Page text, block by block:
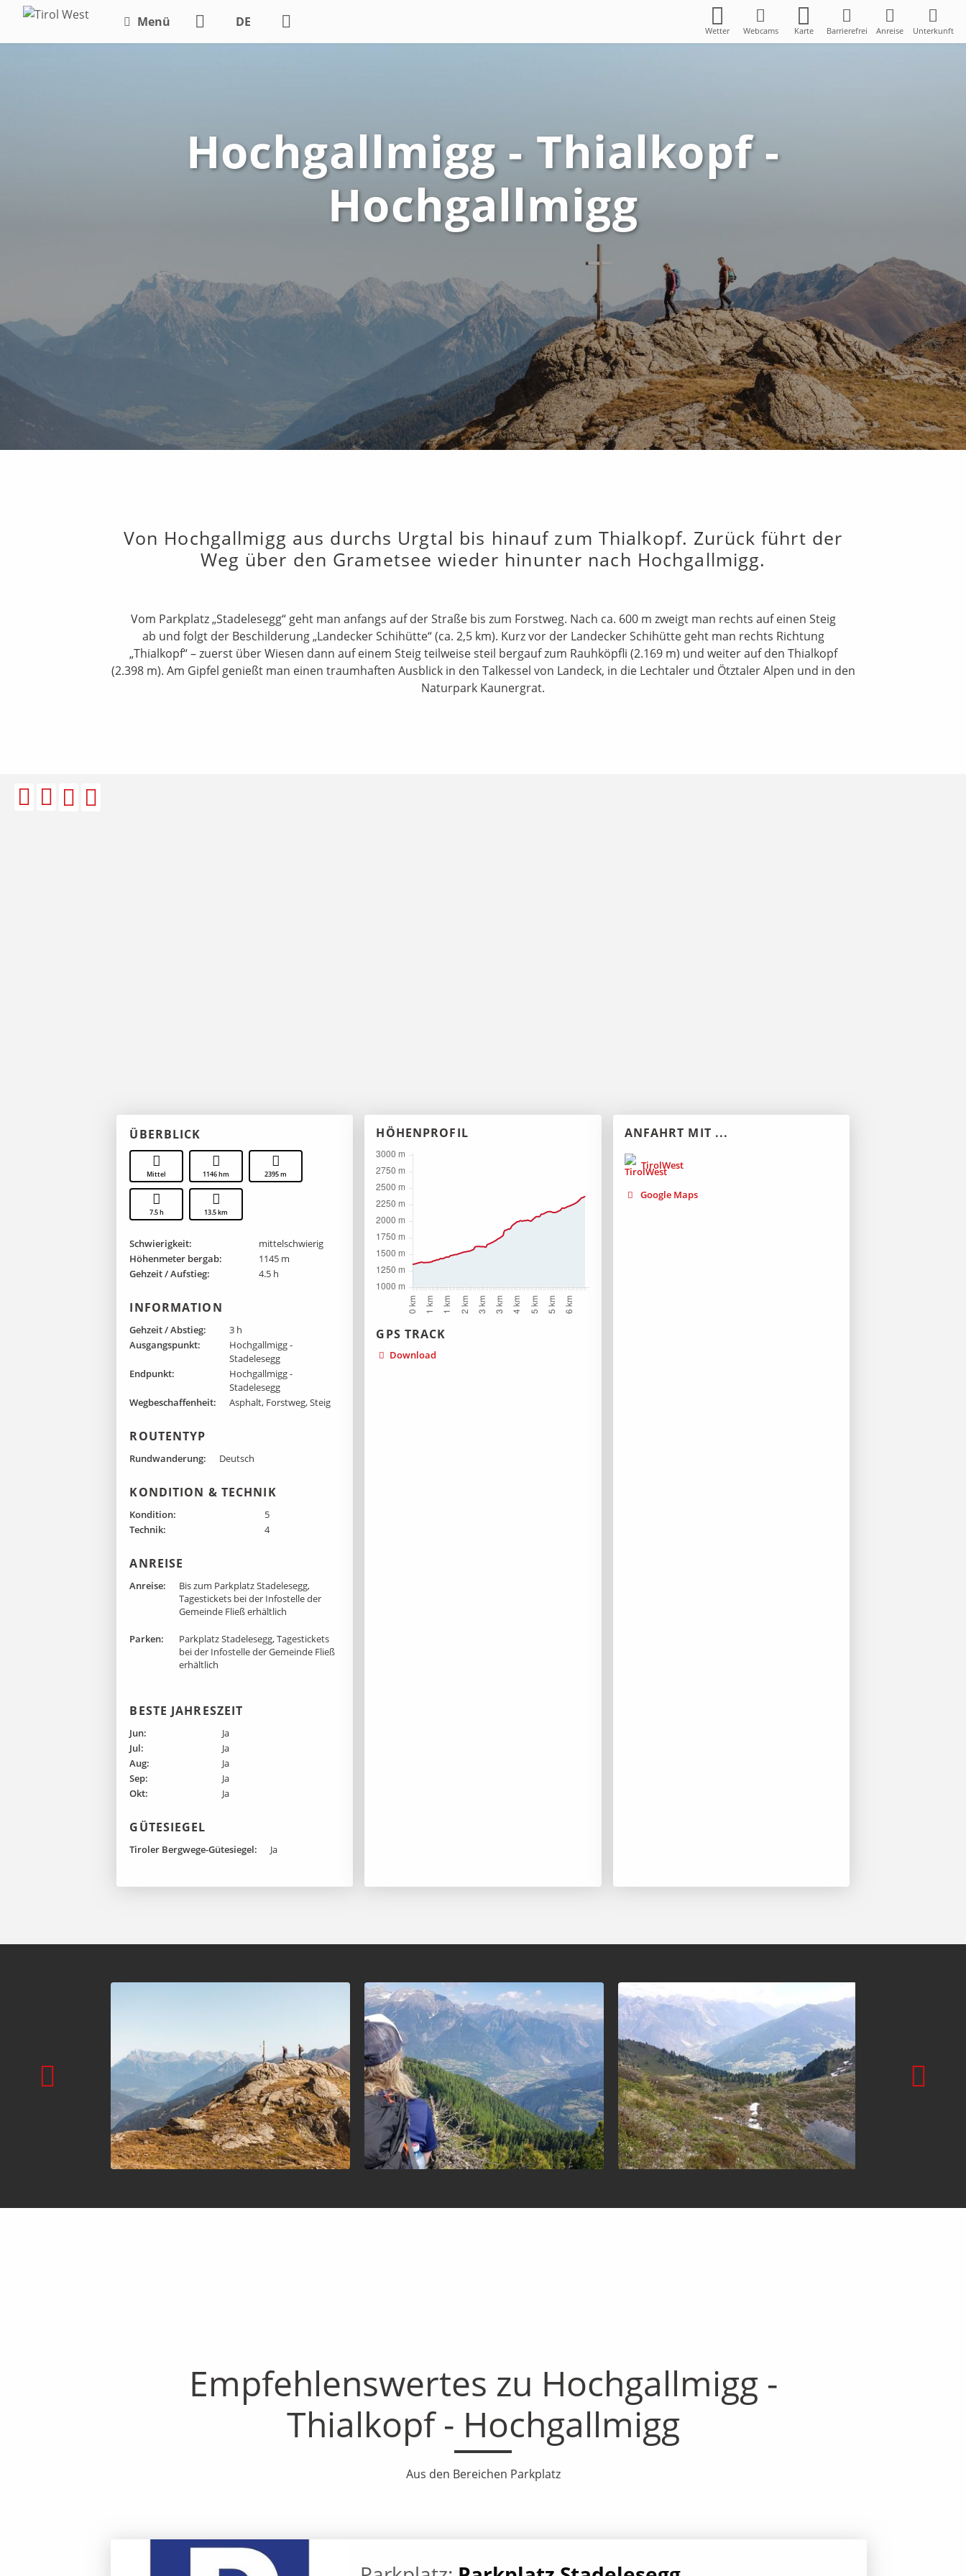
Menü DE
Wetter Webcams Karte Barrierefrei Anreise Unterkunft
Hochgallmigg - Thialkopf -
Hochgallmigg
Von Hochgallmigg aus durchs Urgtal bis hinauf zum Thialkopf. Zurück führt der
Weg über den Grametsee wieder hinunter nach Hochgallmigg.
Vom Parkplatz „Stadelesegg“ geht man anfangs auf der Straße bis zum Forstweg. Nach ca. 600 m zweigt man rechts auf einen Steig
ab und folgt der Beschilderung „Landecker Schihütte“ (ca. 2,5 km). Kurz vor der Landecker Schihütte geht man rechts Richtung
„Thialkopf“ – zuerst über Wiesen dann auf einem Steig teilweise steil bergauf zum Rauhköpfli (2.169 m) und weiter auf den Thialkopf
(2.398 m). Am Gipfel genießt man einen traumhaften Ausblick in den Talkessel von Landeck, in die Lechtaler und Ötztaler Alpen und in den
Naturpark Kaunergrat.
ÜBERBLICK
Mittel 1146 hm 2395 m
7.5 h 13.5 km
Schwierigkeit:
mittelschwierig
Höhenmeter bergab:
1145 m
Gehzeit / Aufstieg:
4.5 h
INFORMATION
Gehzeit / Abstieg:
3 h
Ausgangspunkt:
Hochgallmigg -
Stadelesegg
Endpunkt:
Hochgallmigg -
Stadelesegg
Wegbeschaffenheit:
Asphalt, Forstweg, Steig
ROUTENTYP
Rundwanderung: Deutsch
KONDITION & TECHNIK
Kondition:
5
Technik:
4
ANREISE
Anreise:
Bis zum Parkplatz Stadelesegg,
Tagestickets bei der Infostelle der
Gemeinde Fließ erhältlich
Parken:
Parkplatz Stadelesegg, Tagestickets
bei der Infostelle der Gemeinde Fließ
erhältlich
BESTE JAHRESZEIT
Jun:
Ja
Jul:
Ja
Aug:
Ja
Sep:
Ja
Okt:
Ja
GÜTESIEGEL
Tiroler Bergwege-Gütesiegel: Ja
HÖHENPROFIL
GPS TRACK
Download
ANFAHRT MIT ...
TirolWest
Google Maps
Empfehlenswertes zu Hochgallmigg -
Thialkopf - Hochgallmigg
Aus den Bereichen Parkplatz